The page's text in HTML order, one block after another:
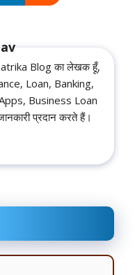
Blog का लेखक हूँ,
Loan, Banking,
Business Loan
प्रदान करते हैं।